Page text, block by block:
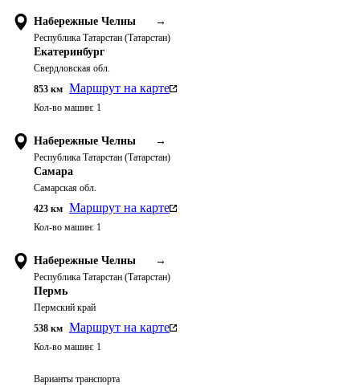
Набережные Челны →
Республика Татарстан (Татарстан)
Екатеринбург
Свердловская обл.
853 км Маршрут на карте
Кол-во машин: 1
Набережные Челны →
Республика Татарстан (Татарстан)
Самара
Самарская обл.
423 км Маршрут на карте
Кол-во машин: 1
Набережные Челны →
Республика Татарстан (Татарстан)
Пермь
Пермский край
538 км Маршрут на карте
Кол-во машин: 1
Варианты транспорта